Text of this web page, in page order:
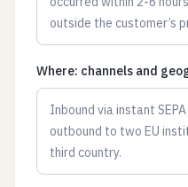
Where: channels and